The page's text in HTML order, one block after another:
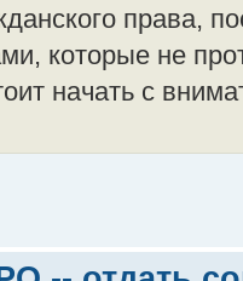
права,
которые не
начать с